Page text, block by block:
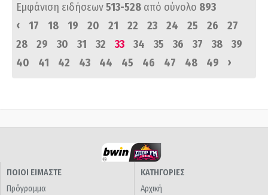
Εμφάνιση ειδήσεων513-528 από σύνολο 893
‹
17 18 19 20 21 22 23 24 25 26
27
28
29 30 31 32 33 34 35 36 37 38
39
40
41 42 43 44 45 46 47 48 49 ›
ΠΟΙΟΙ ΕΙΜΑΣΤΕ
Πρόγραμμα
ΚΑΤΗΓΟΡΙΕΣ
Αρχική